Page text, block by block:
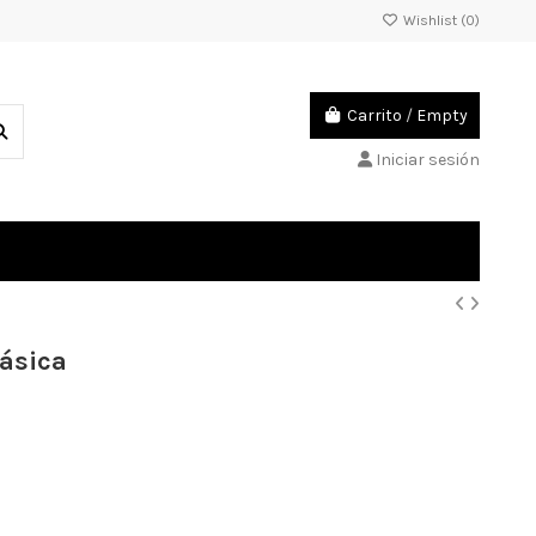
Wishlist (0)
Carrito / Empty
Iniciar sesión